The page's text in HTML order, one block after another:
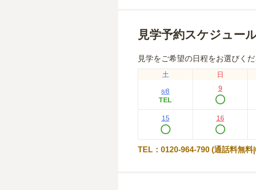
見学予約スケジュー
見学をご希望の日程をお選びくだ
土 日
8/8
TEL
9
15 16
TEL：0120-964-790 (通話料無料|